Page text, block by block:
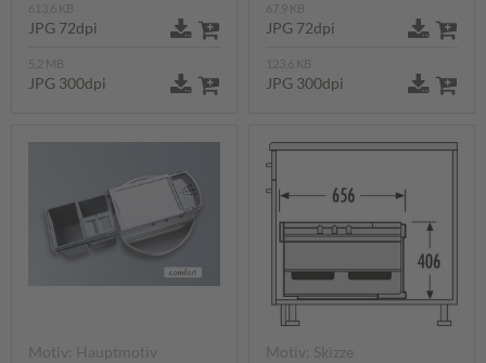
613,6 KB
JPG 72dpi
5,2 MB
JPG 300dpi
67,9 KB
JPG 72dpi
123,6 KB
JPG 300dpi
Motiv: Hauptmotiv Motiv: Skizze